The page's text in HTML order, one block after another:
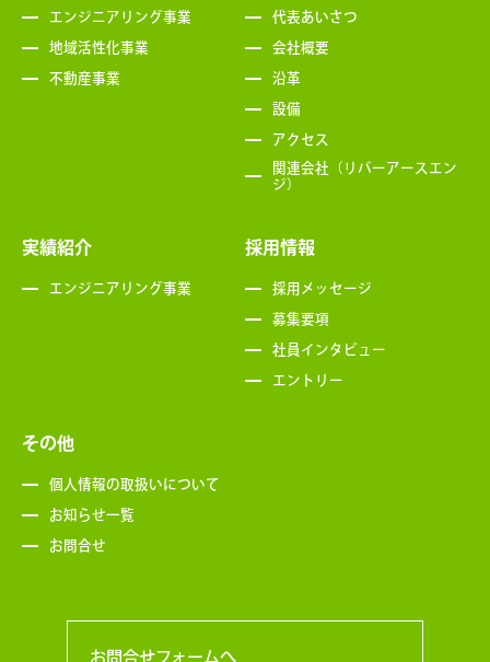
エンジニアリング事業
地域活性化事業
不動産事業
代表あいさつ
会社概要
沿革
設備
アクセス
関連会社（リバーアースエン
ジ）
実績紹介
エンジニアリング事業
採用情報
採用メッセージ
募集要項
社員インタビュー
エントリー
その他
個人情報の取扱いについて
お知らせ一覧
お問合せ
お問合せフォームへ